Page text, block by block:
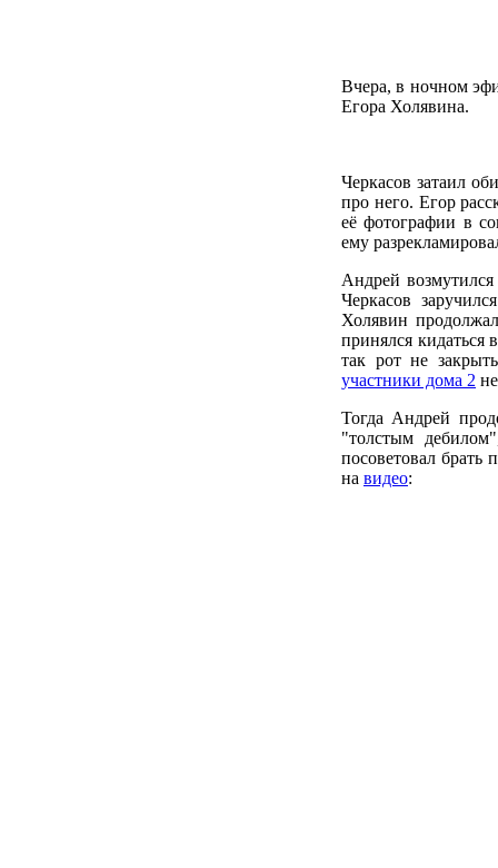
Вчера, в ночном
Егора Холявина.
Черкасов затаил
про него. Егор
её фотографии в
ему
Андрей
Черкасов
Холявин
принялся кидаться
так рот не
участники дома 2
Тогда Андрей
"толстым
посоветовал брать
на видео: